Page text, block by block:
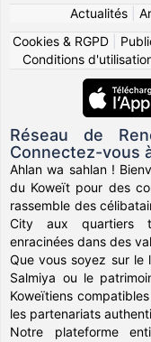
Actualités|
Cookies & RGPD
Conditions
Réseau de
Connectez-vous
Ahlan wa sahlan !
du Koweït pour des
rassemble des
City aux quartiers
enracinées dans des
Que vous soyez sur le
Salmiya ou le
Koweïtiens
les partenariats
Notre plateforme